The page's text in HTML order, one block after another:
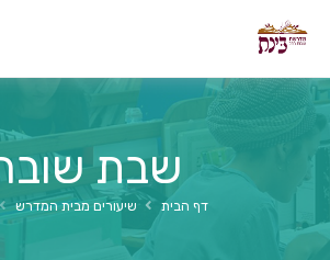
שבת
דף הבית שיעורים מבית המדרש